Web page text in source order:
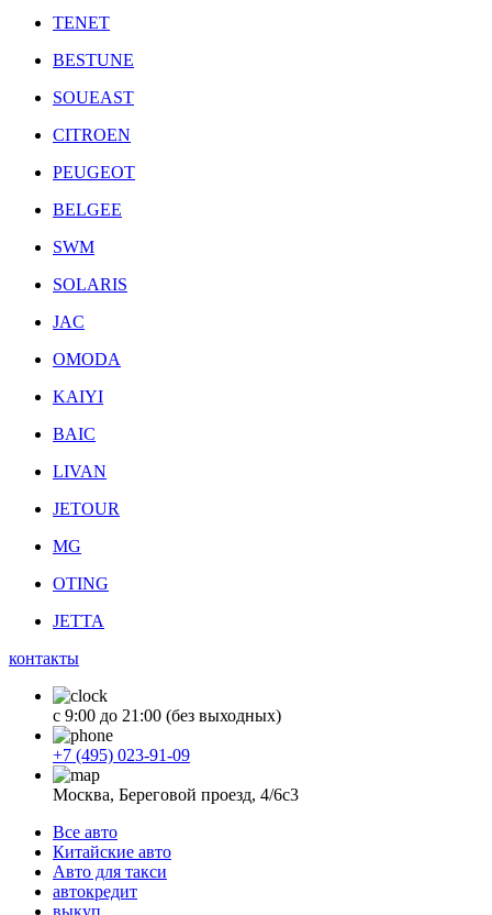
TENET
BESTUNE
SOUEAST
CITROEN
PEUGEOT
BELGEE
SWM
SOLARIS
JAC
OMODA
KAIYI
BAIC
LIVAN
JETOUR
MG
OTING
JETTA
контакты
с 9:00 до 21:00 (без выходных)
+7 (495) 023-91-09
Москва, Береговой проезд, 4/6с3
Все авто
Китайские авто
Авто для такси
автокредит